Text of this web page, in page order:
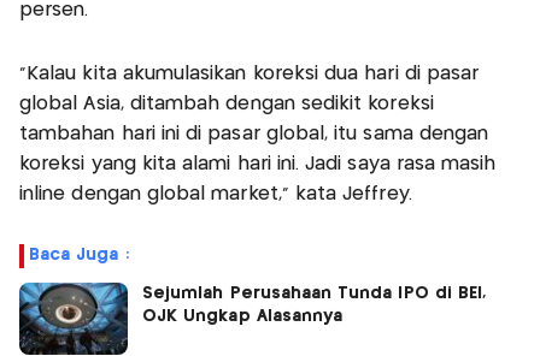
persen.
"Kalau kita akumulasikan koreksi dua hari di pasar
global Asia, ditambah dengan sedikit koreksi
tambahan hari ini di pasar global, itu sama dengan
koreksi yang kita alami hari ini. Jadi saya rasa masih
inline dengan global market," kata Jeffrey.
Baca Juga :
Sejumlah Perusahaan Tunda IPO di BEI,
OJK Ungkap Alasannya